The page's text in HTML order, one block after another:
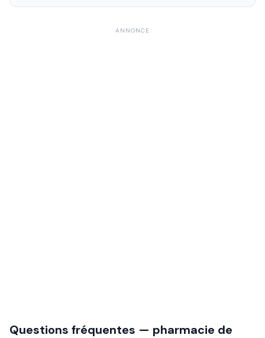
ANNONCE
Questions fréquentes — pharmacie de